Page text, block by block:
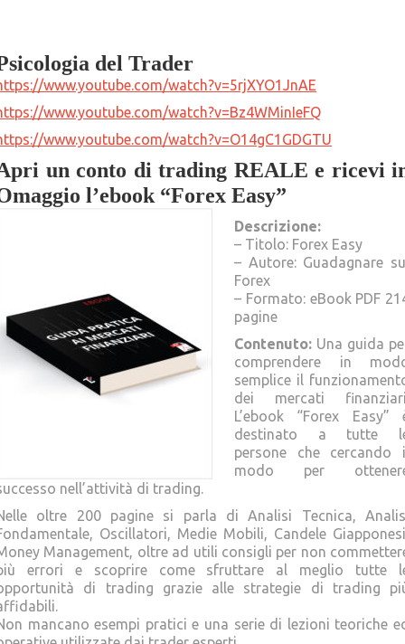
del Trader
www.youtube.com/watch?v=5rjXYO1JnAE
www.youtube.com/watch?v=Bz4WMinIeFQ
www.youtube.com/watch?v=O14gC1GDGTU
un conto di trading REALE e ricevi
l’ebook “Forex Easy”
Descrizione:
– Titolo: Forex Easy
– Autore: Guadagnare
Forex
– Formato: eBook PDF
pagine
Contenuto: Una guida
comprendere in
semplice il
dei mercati
L’ebook “Forex Easy”
destinato a tutte
persone che cercando
modo per
nell’attività di trading.
oltre 200 pagine si parla di Analisi Tecnica,
Oscillatori, Medie Mobili, Candele
Management, oltre ad utili consigli per non
errori e scoprire come sfruttare al meglio tutte
di trading grazie alle strategie di trading
mancano esempi pratici e una serie di lezioni teoriche